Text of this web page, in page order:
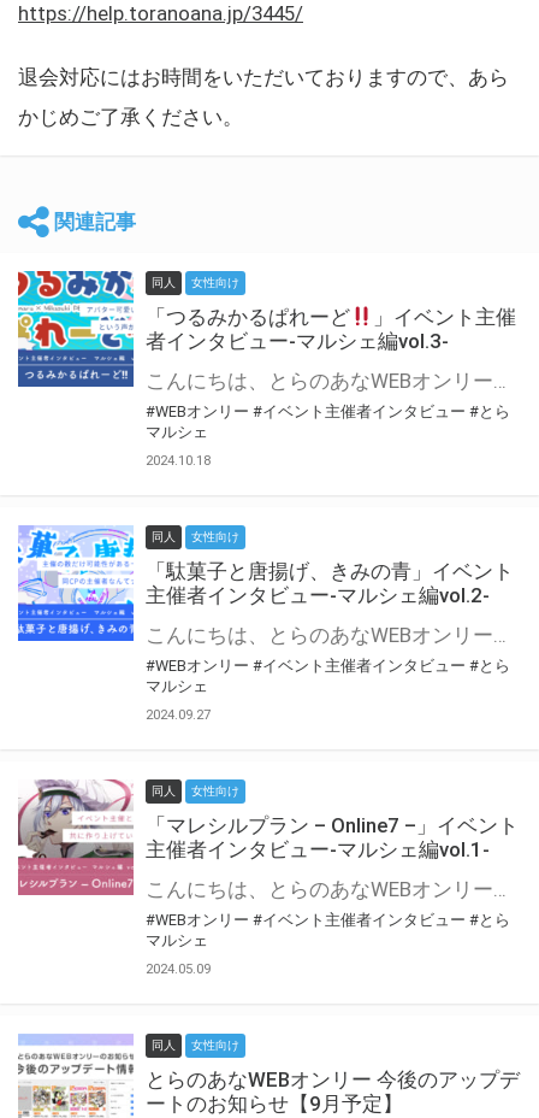
https://help.toranoana.jp/3445/
退会対応にはお時間をいただいておりますので、あら
かじめご了承ください。
関連記事
同人 女性向け
「つるみかるぱれーど
」イベント主催
者インタビュー-マルシェ編vol.3-
こんにちは、とらのあなWEBオンリー運営スタッフです。 新たにお届けする、イベント主催者インタビュー-マルシェ編-は、 とらのあなWEBオンリー「マルシェ」をご利用した主催様に 「マルシェ」を使って開催した感想や心がけをお聞きする企画です。 今回は、WEBオンリー初開催「つるみかるぱれーど
#WEBオンリー #イベント主催者インタビュー #とら
マルシェ
2024.10.18
同人 女性向け
「駄菓子と唐揚げ、きみの青」イベント
主催者インタビュー-マルシェ編vol.2-
こんにちは、とらのあなWEBオンリー運営スタッフです。 新たにお届けする、イベント主催者インタビュー-マルシェ編-は、 とらのあなWEBオンリー「マルシェ」をご利用の主催様に 「マルシェ」を使ってイベントを開催した感想や心がけをお聞きする企画です。 今回は、WEBオンリー初開催「駄菓子と唐揚げ、きみの青」より、 主催のぎこ六屋様にお話を伺いました。 協力：ぎこ六屋様／イベント公式Twitter（@krkgwks） とらのあなWEBオンリー「マルシェ」とは？ WEBオンリーでリアルタイムでコミュニケーションがとれるオンライン会場です。
#WEBオンリー #イベント主催者インタビュー #とら
マルシェ
2024.09.27
同人 女性向け
「マレシルプラン – Online7 –」イベント
主催者インタビュー-マルシェ編vol.1-
こんにちは、とらのあなWEBオンリー運営スタッフです。 新たにお届けする、イベント主催者インタビュー-マルシェ編-は、 とらのあなWEBオンリー「マルシェ」をご利用した主催様に 「マルシェ」を使って開催した感想や心がけをお聞きする企画です。 今回は、WEBオンリー開催7回目迎えた「マレシルプラン – Online7 –」より、 主催の玉川うた様にお話を伺いました。 ▼マレシルプランのインタビュー前回記事 「イベント主催者インタビュー vol.6」はこちら 協力：玉川うた様（マレシルプラン実行委員会 代表）／イベント公式Twitter（@mallesil_plan） とらのあなWEBオンリー「マルシェ」とは？ WEBオンリーでリアルタイムでコミュニケーションがとれるオンライン会場です。
#WEBオンリー #イベント主催者インタビュー #とら
マルシェ
2024.05.09
同人 女性向け
とらのあなWEBオンリー 今後のアップデ
ートのお知らせ【9月予定】